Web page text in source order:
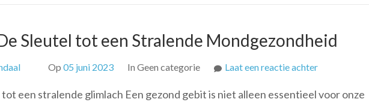
Sleutel tot een Stralende Mondgezondheid
Op 05 juni 2023 In Geen categorie Laat een reactie achterop
De
een stralende glimlach Een gezond gebit is niet alleen essentieel voor onze